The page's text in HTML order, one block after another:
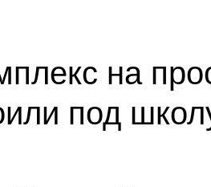
на
под